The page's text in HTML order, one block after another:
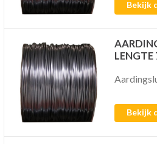
Bekijk
LENGTE
Bekijk